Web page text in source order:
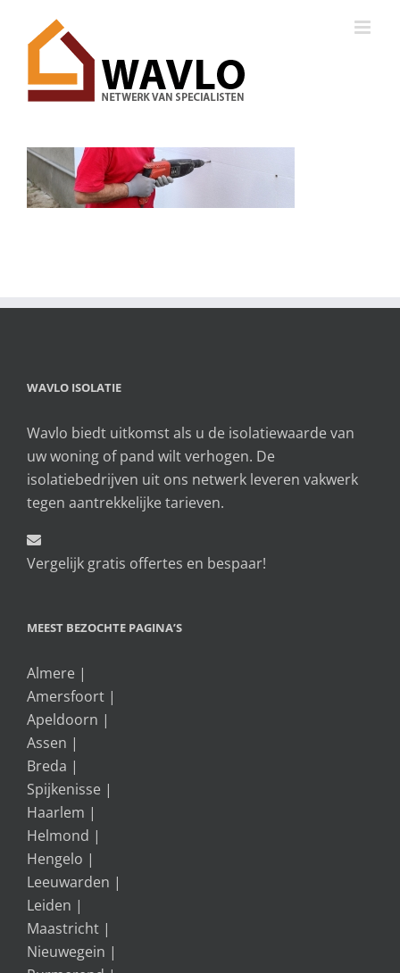
WAVLO ISOLATIE
Wavlo biedt uitkomst als u de isolatiewaarde van
uw woning of pand wilt verhogen. De
isolatiebedrijven uit ons netwerk leveren vakwerk
tegen aantrekkelijke tarieven.
Vergelijk gratis offertes en bespaar!
MEEST BEZOCHTE PAGINA’S
Almere |
Amersfoort |
Apeldoorn |
Assen |
Breda |
Spijkenisse |
Haarlem |
Helmond |
Hengelo |
Leeuwarden |
Leiden |
Maastricht |
Nieuwegein |